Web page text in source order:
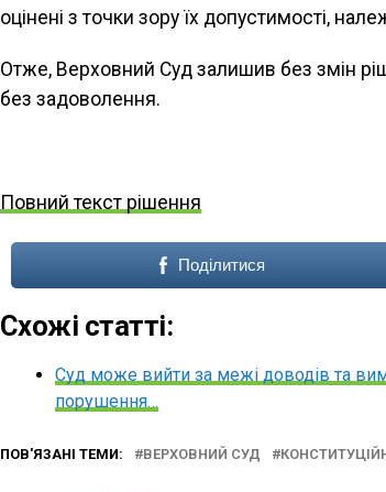
оцінені з точки зору їх допустимості,
Отже, Верховний Суд залишив без змін
без задоволення.
Повний текст рішення
Поділитися
Схожі статті:
Суд може вийти за межі доводів та
порушення…
ПОВ'ЯЗАНІ ТЕМИ: ВЕРХОВНИЙ СУД